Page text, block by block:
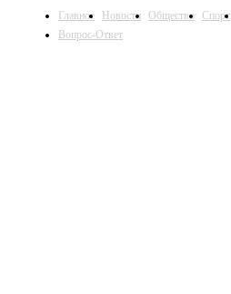
Главное Новости Общество Спорт
Вопрос-Ответ